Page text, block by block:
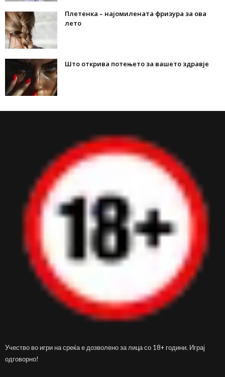
Плетенка – најомилената фризура за ова
лето
Што открива потењето за вашето здравје
Учество во игри на среќа е дозволено за лица со 18+ години. Играј
одговорно!